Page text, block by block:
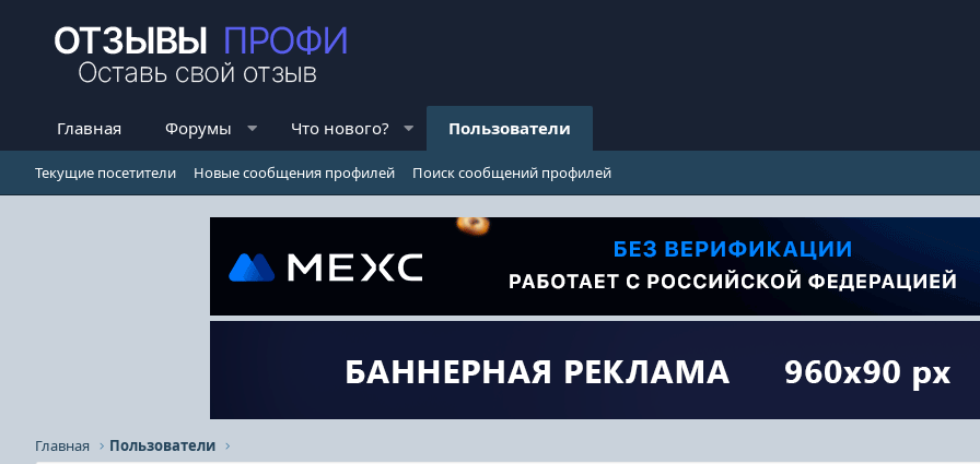
Главная Форумы Что нового? Пользователи
Текущие посетители Новые сообщения профилей Поиск сообщений профилей
Главная Пользователи